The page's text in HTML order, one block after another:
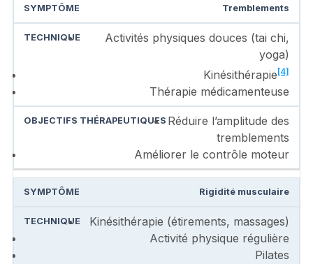
Tremblements
Activités physiques douces (tai chi,
yoga)
Kinésithérapie [4]
Thérapie médicamenteuse
Réduire l’amplitude des
tremblements
Améliorer le contrôle moteur
Rigidité musculaire
Kinésithérapie (étirements, massages)
Activité physique régulière
Pilates